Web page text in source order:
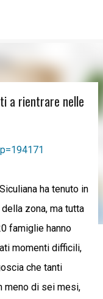
a rientrare nelle
ha tenuto in
zona, ma tutta
famiglie hanno
momenti difficili,
che tanti
meno di sei mesi,